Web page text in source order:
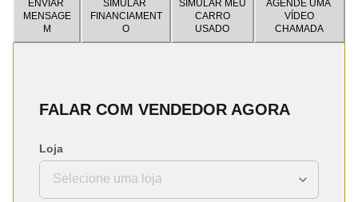
ENVIAR
MENSAGE
M
SIMULAR
FINANCIAMENT
O
SIMULAR MEU
CARRO
USADO
AGENDE UMA
VÍDEO
CHAMADA
FALAR COM VENDEDOR AGORA
Loja